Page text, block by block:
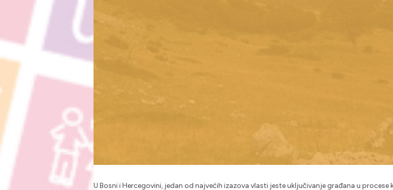
U Bosni i Hercegovini, jedan od najvećih izazova vlasti jeste uključivanje građana u